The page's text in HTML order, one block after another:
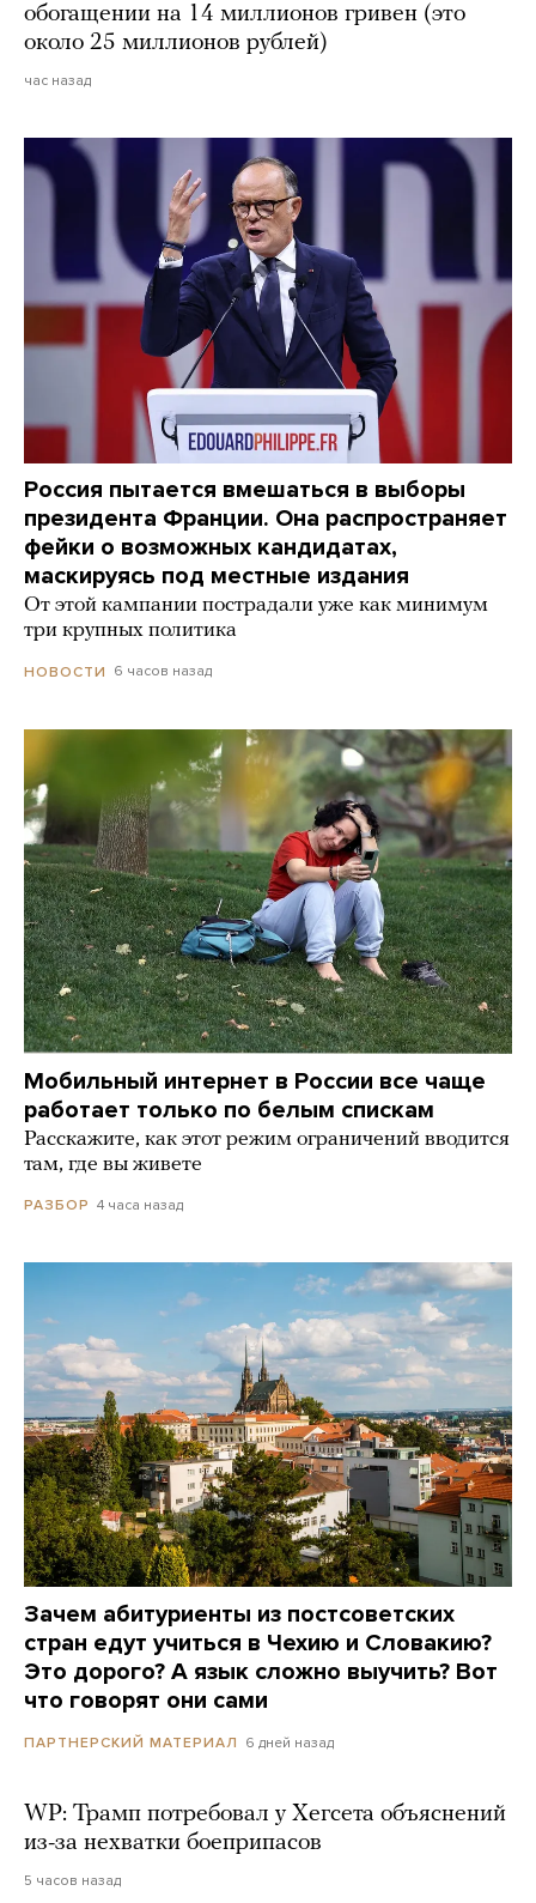
обогащении на 14 миллионов гривен (это
около 25 миллионов рублей)
час назад
Россия пытается вмешаться в выборы
президента Франции. Она распространяет
фейки о возможных кандидатах,
маскируясь под местные издания
От этой кампании пострадали уже как минимум
три крупных политика
НОВОСТИ 6 часов назад
Мобильный интернет в России все чаще
работает только по белым спискам
Расскажите, как этот режим ограничений вводится
там, где вы живете
РАЗБОР 4 часа назад
Зачем абитуриенты из постсоветских
стран едут учиться в Чехию и Словакию?
Это дорого? А язык сложно выучить? Вот
что говорят они сами
ПАРТНЕРСКИЙ МАТЕРИАЛ 6 дней назад
WP: Трамп потребовал у Хегсета объяснений
из-за нехватки боеприпасов
5 часов назад